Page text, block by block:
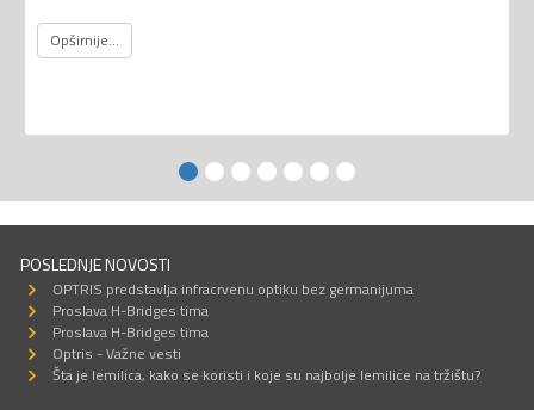
Opširnije...
POSLEDNJE NOVOSTI
OPTRIS predstavlja infracrvenu optiku bez germanijuma
Proslava H-Bridges tima
Proslava H-Bridges tima
Optris - Važne vesti
Šta je lemilica, kako se koristi i koje su najbolje lemilice na tržištu?